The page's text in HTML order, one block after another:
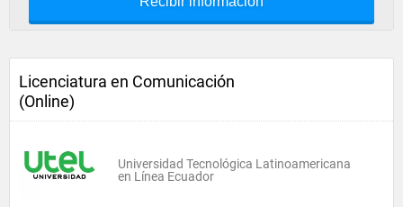
Licenciatura en Comunicación
(Online)
Universidad Tecnológica Latinoamericana
en Línea Ecuador